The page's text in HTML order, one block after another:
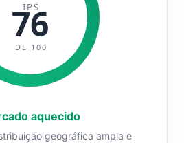
IPS
76
DE 100
aquecido
geográfica ampla e